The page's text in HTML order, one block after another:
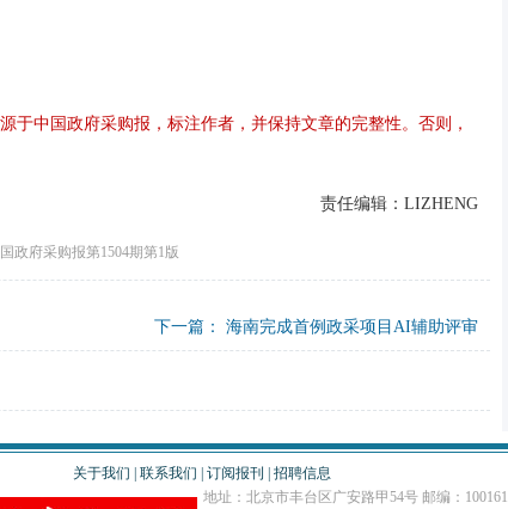
于中国政府采购报，标注作者，并保持文章的完整性。否则，
责任编辑：LIZHENG
政府采购报第1504期第1版
下一篇： 海南完成首例政采项目AI辅助评审
关于我们 联系我们 订阅报刊
招聘信息
地址：北京市丰台区广安路甲54号 邮编：100161